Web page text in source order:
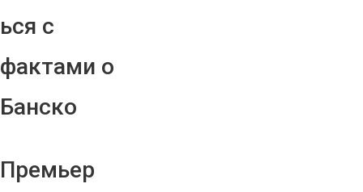
ься с
фактами о
Банско
Премьер